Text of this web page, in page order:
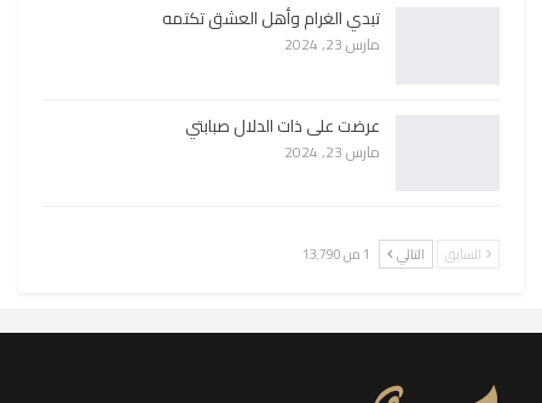
تبدي الغرام وأهل العشق تكتمه
مارس 23, 2024
عرضت على ذات الدلال صبابتي
مارس 23, 2024
السابق التالي 1 من 13٬790